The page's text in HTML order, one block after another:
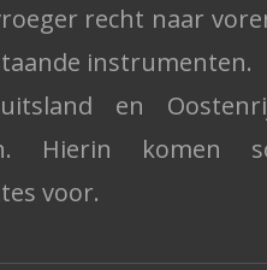
recht naar
instrumenten.
en
Hierin komen
voor.